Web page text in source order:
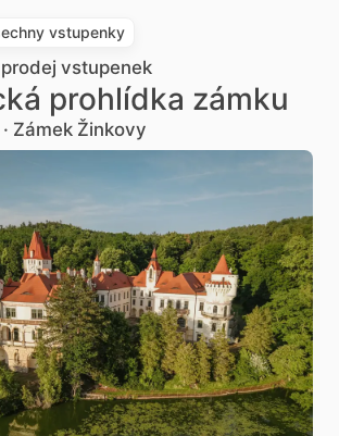
vstupenky
vstupenek
prohlídka zámku
Zámek Žinkovy